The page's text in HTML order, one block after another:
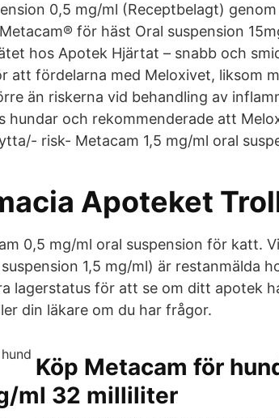
0,5 mg/ml (Receptbelagt)
för häst Oral suspension
hos Apotek Hjärtat – snabb och
att fördelarna med Meloxivet, liksom
än riskerna vid behandling av
hundar och rekommenderade att
risk- Metacam 1,5 mg/ml oral
Apoteket
0,5 mg/ml oral suspension för katt.
1,5 mg/ml) är restanmälda
lagerstatus för att se om ditt apotek
din läkare om du har frågor.
Köp Metacam för
ml 32 milliliter